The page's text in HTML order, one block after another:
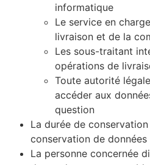
informatique
Le service en
livraison et de la
Les sous-traitant
opérations de
Toute autorité
accéder aux
question
La durée de
conservation de données
La personne concernée